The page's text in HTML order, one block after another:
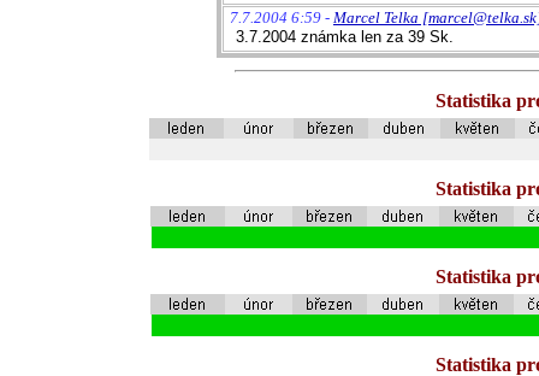
7.7.2004 6:59 - Marcel Telka
3.7.2004 známka len za 39 Sk.
Statistika
Statistika
Statistika
Statistika